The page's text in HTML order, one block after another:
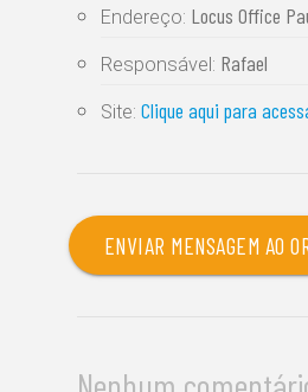
Endereço: Locus Office
Responsável: Rafael
Site:Clique aqui para
ENVIAR MENSAGEM AO